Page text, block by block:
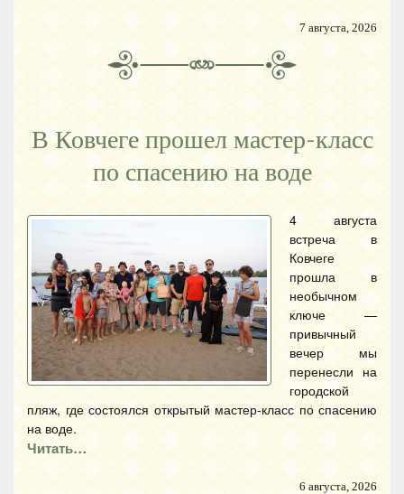
7 августа, 2026
В Ковчеге прошел мастер-класс
по спасению на воде
4 августа
встреча в
Ковчеге
прошла в
необычном
ключе —
привычный
вечер мы
перенесли на
городской
пляж, где состоялся открытый мастер-класс по спасению
на воде.
Читать…
6 августа, 2026